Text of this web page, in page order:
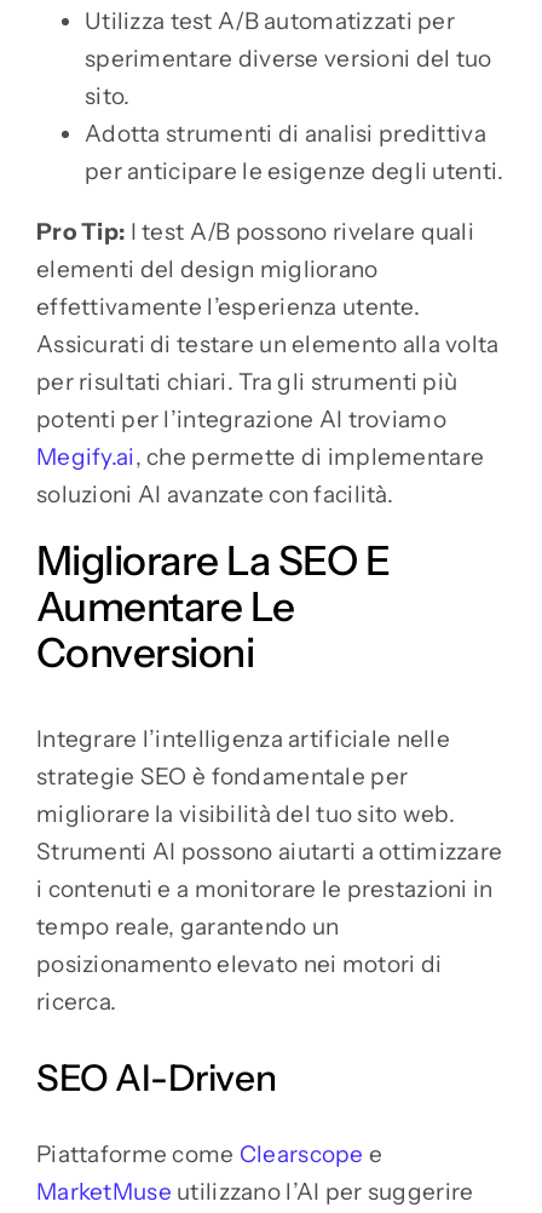
Utilizza test A/B automatizzati per
sperimentare diverse versioni del tuo
sito.
Adotta strumenti di analisi predittiva
per anticipare le esigenze degli utenti.
Pro Tip: I test A/B possono rivelare quali
elementi del design migliorano
effettivamente l’esperienza utente.
Assicurati di testare un elemento alla volta
per risultati chiari. Tra gli strumenti più
potenti per l’integrazione AI troviamo
Megify.ai, che permette di implementare
soluzioni AI avanzate con facilità.
Migliorare La SEO E
Aumentare Le
Conversioni
Integrare l’intelligenza artificiale nelle
strategie SEO è fondamentale per
migliorare la visibilità del tuo sito web.
Strumenti AI possono aiutarti a ottimizzare
i contenuti e a monitorare le prestazioni in
tempo reale, garantendo un
posizionamento elevato nei motori di
ricerca.
SEO AI-Driven
Piattaforme come Clearscope e
MarketMuse utilizzano l’AI per suggerire